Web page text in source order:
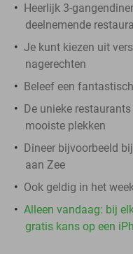
Heerlijk 3-
deelnemende
Je kunt kiezen uit
nagerechten
Beleef een
De unieke
mooiste plekken
Dineer bijvoorbeeld
aan Zee
Ook geldig in het
Alleen vandaag: bij
gratis kans op een